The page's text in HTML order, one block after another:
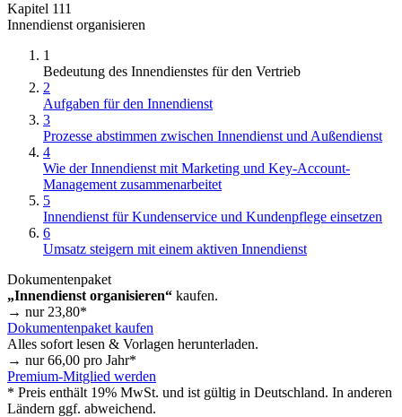
Kapitel 111
Innendienst organisieren
1
Bedeutung des Innendienstes für den Vertrieb
2
Aufgaben für den Innendienst
3
Prozesse abstimmen zwischen Innendienst und Außendienst
4
Wie der Innendienst mit Marketing und Key-Account-
Management zusammenarbeitet
5
Innendienst für Kundenservice und Kundenpflege einsetzen
6
Umsatz steigern mit einem aktiven Innendienst
Dokumentenpaket
„Innendienst organisieren“ kaufen.
→ nur 23,80*
Dokumentenpaket kaufen
Alles sofort lesen & Vorlagen herunterladen.
→ nur66,00 pro Jahr*
Premium-Mitglied werden
* Preis enthält 19% MwSt. und ist gültig in Deutschland. In anderen
Ländern ggf. abweichend.